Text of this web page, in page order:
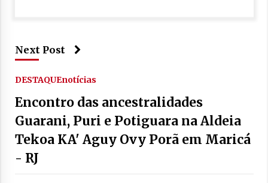
Next Post
DESTAQUEnotícias
Encontro das ancestralidades
Guarani, Puri e Potiguara na Aldeia
Tekoa KA' Aguy Ovy Porã em Maricá
- RJ